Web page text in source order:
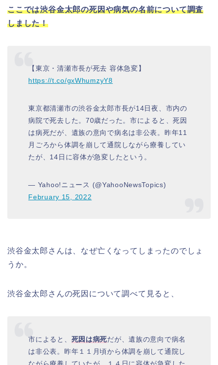
ここでは渋谷金太郎の死因や病気の名前について調査
しました！
【東京・清瀬市長が死去 容体急変】
https://t.co/gxWhumzyY8
東京都清瀬市の渋谷金太郎市長が14日夜、市内の
病院で死去した。70歳だった。市によると、死因
は病死だが、遺族の意向で病名は非公表。昨年11
月ごろから体調を崩して通院しながら療養してい
たが、14日に容体が急変したという。
— Yahoo!ニュース (@YahooNewsTopics)
February 15, 2022
渋谷金太郎さんは、なぜ亡くなってしまったのでしょ
うか。
渋谷金太郎さんの死因について調べて見ると、
市によると、 死因は病死だが、遺族の意向で病名
は非公表。昨年１１月頃から体調を崩して通院し